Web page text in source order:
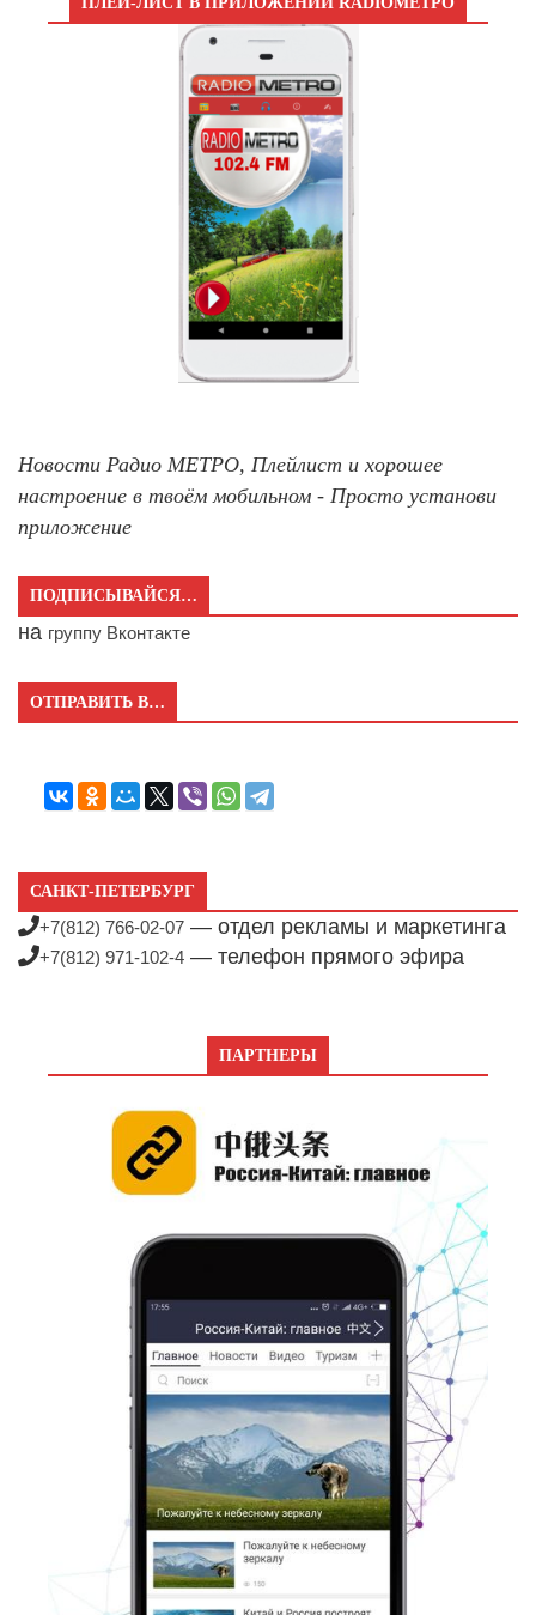
Новости Радио МЕТРО, Плейлист и хорошее
настроение в твоём мобильном - Просто установи
приложение
ПОДПИСЫВАЙСЯ…
на группу Вконтакте
ОТПРАВИТЬ В…
САНКТ-ПЕТЕРБУРГ
+7(812) 766-02-07 — отдел рекламы и маркетинга
+7(812) 971-102-4 — телефон прямого эфира
ПАРТНЕРЫ